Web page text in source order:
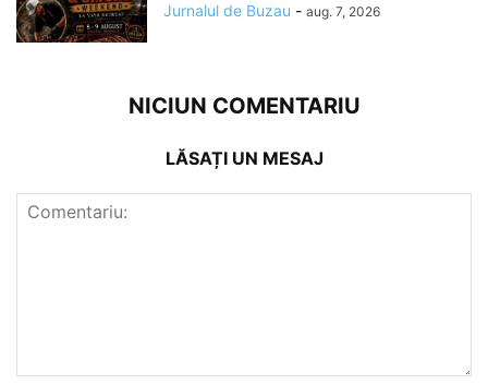
Jurnalul de Buzau - aug. 7, 2026
NICIUN COMENTARIU
LĂSAȚI UN MESAJ